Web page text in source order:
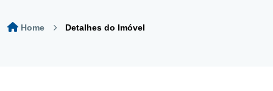
Home Detalhes do Imóvel